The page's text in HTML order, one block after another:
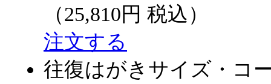
（25,810円 税込）
注文する
往復はがきサイズ・コ